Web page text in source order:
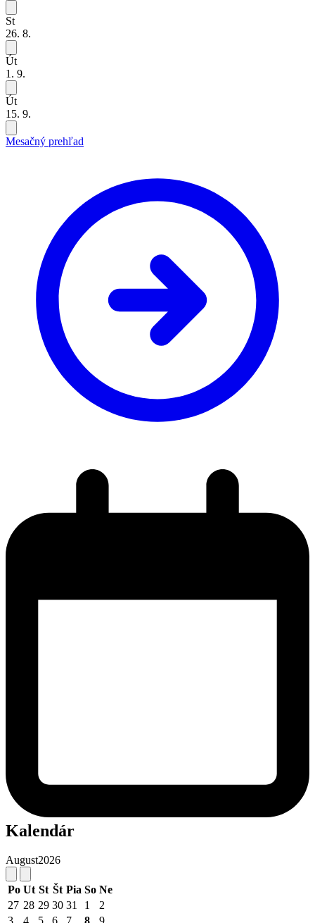
St
26. 8.
Út
1. 9.
Út
15. 9.
Mesačný prehľad
Kalendár
August2026
Po Ut St Št Pia So Ne
27 28 29 30 31 1
2